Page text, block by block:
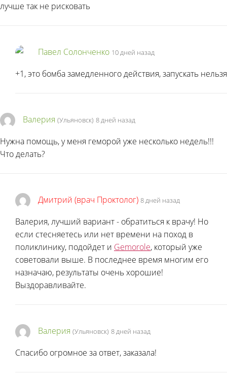
лучше так не рисковать
Павел Солонченко 10 дней назад
+1, это бомба замедленного действия, запускать нельзя
Валерия (Ульяновск) 8 дней назад
Нужна помощь, у меня геморой уже несколько недель!!!
Что делать?
Дмитрий (врач Проктолог) 8 дней назад
Валерия, лучший вариант - обратиться к врачу! Но
если стесняетесь или нет времени на поход в
поликлинику, подойдет и Gemorole, который уже
советовали выше. В последнее время многим его
назначаю, результаты очень хорошие!
Выздоравливайте.
Валерия (Ульяновск) 8 дней назад
Спасибо огромное за ответ, заказала!